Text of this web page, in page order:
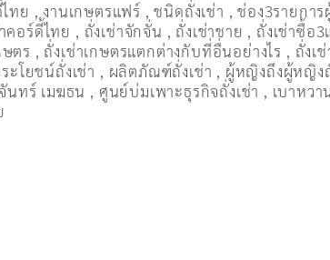
ทย ,งานเกษตรแฟร์ ,ชนิดถั่งเช่า ,ช่อง3รายกา
คอร์ดี้ไทย , ถั่งเช่าจักจั่น , ถั่งเช่าชาย , ถั่งเช่าซื้อ3
ษตร , ถั่งเช่าเกษตรแตกต่างกับที่อื่นอย่างไร , ถั่งเ
ะโยชน์ถั่งเช่า , ผลิตภัณฑ์ถั่งเช่า , ผู้หญิงถึงผู้หญิง
นทร์ เมฆธน , ศูนย์บ่มเพาะธุรกิจถั่งเช่า , เบาหวา